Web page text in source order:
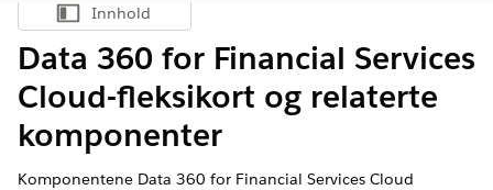
Vis innholdsfortegnelse
Innhold
Data 360 for Financial Services
Cloud-fleksikort og relaterte
komponenter
Komponentene Data 360 for Financial Services Cloud